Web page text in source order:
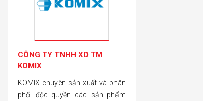
CÔNG TY TNHH XD TM
KOMIX
KOMIX chuyên sản xuất và phân
phối độc quyền các sản phẩm